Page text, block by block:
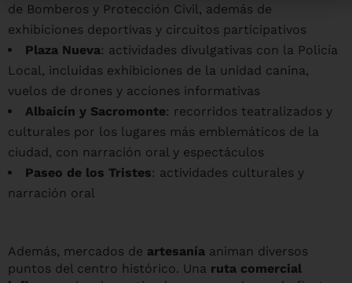
de Bomberos y Protección Civil, además de
exhibiciones deportivas y circuitos participativos
Plaza Nueva: actividades divulgativas con la Policía
Local, incluidas exhibiciones de la unidad canina,
vuelos de drones y acciones informativas
Albaicín y Sacromonte: recorridos teatralizados y
culturales por los lugares más emblemáticos de la
ciudad, con narración oral y espectáculos
Paseo de los Tristes: actividades culturales y
narración oral
Además, mercados de artesanía animan diversos
puntos del centro histórico. Una ruta comercial